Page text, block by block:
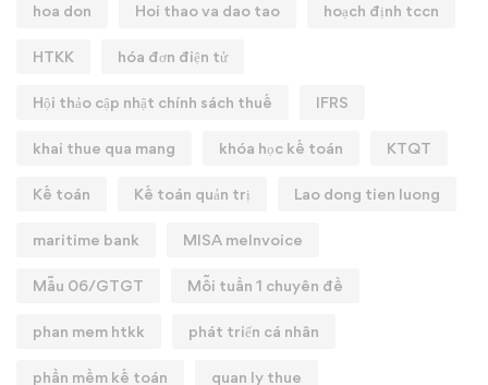
hoa don Hoi thao va dao tao hoạch định tccn
HTKK hóa đơn điện tử
Hội thảo cập nhật chính sách thuế IFRS
khai thue qua mang khóa học kế toán KTQT
Kế toán Kế toán quản trị Lao dong tien luong
maritime bank MISA meInvoice
Mẫu 06/GTGT Mỗi tuần 1 chuyên đề
phan mem htkk phát triển cá nhân
phần mềm kế toán quan ly thue